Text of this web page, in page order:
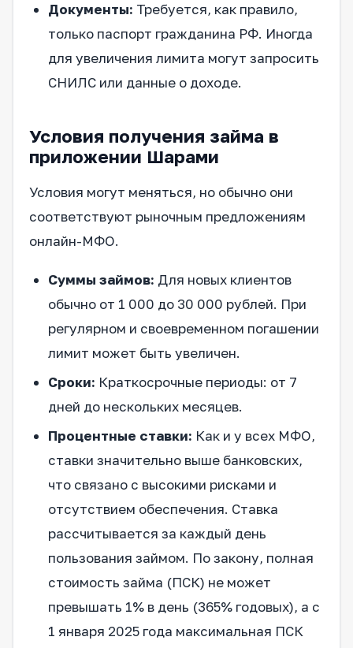
Документы: Требуется, как правило,
только паспорт гражданина РФ. Иногда
для увеличения лимита могут запросить
СНИЛС или данные о доходе.
Условия получения займа в
приложении Шарами
Условия могут меняться, но обычно они
соответствуют рыночным предложениям
онлайн-МФО.
Суммы займов: Для новых клиентов
обычно от 1 000 до 30 000 рублей. При
регулярном и своевременном погашении
лимит может быть увеличен.
Сроки: Краткосрочные периоды: от 7
дней до нескольких месяцев.
Процентные ставки: Как и у всех МФО,
ставки значительно выше банковских,
что связано с высокими рисками и
отсутствием обеспечения. Ставка
рассчитывается за каждый день
пользования займом. По закону, полная
стоимость займа (ПСК) не может
превышать 1% в день (365% годовых), а с
1 января 2025 года максимальная ПСК